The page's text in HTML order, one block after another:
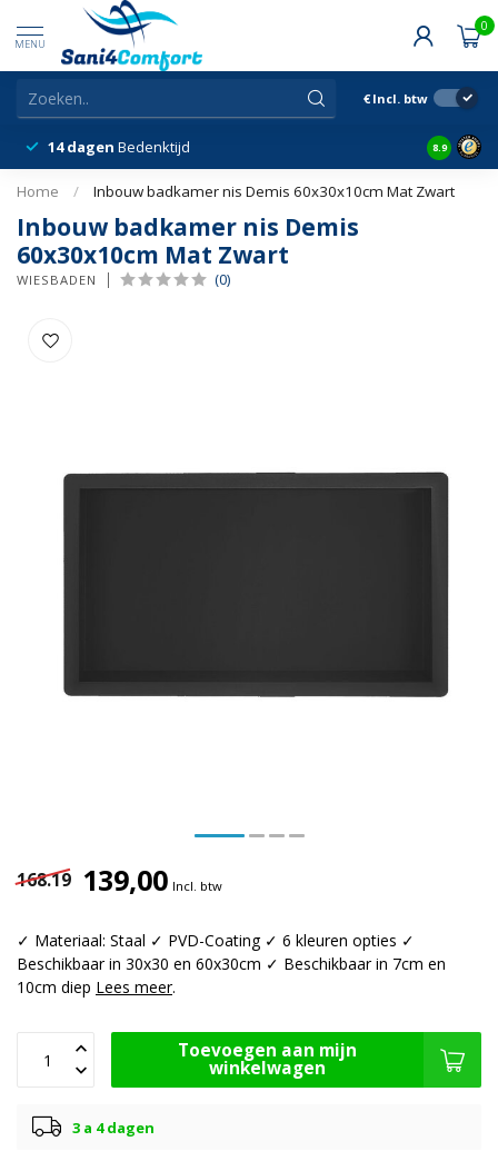
MENU
0
€ Incl. btw
14 dagen Bedenktijd Snelle
8.9
Home / Inbouw badkamer nis Demis 60x30x10cm Mat Zwart
Inbouw badkamer nis Demis
60x30x10cm Mat Zwart
WIESBADEN (0)
168.19 139,00 Incl. btw
✓ Materiaal: Staal ✓ PVD-Coating ✓ 6 kleuren opties ✓
Beschikbaar in 30x30 en 60x30cm ✓ Beschikbaar in 7cm en
10cm diep Lees meer.
Toevoegen aan mijn
winkelwagen
3 a 4 dagen